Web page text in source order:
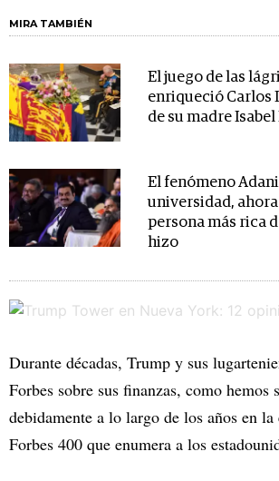
MIRA TAMBIÉN
El juego de las
enriqueció Carlos
de su madre Isabel
El fenómeno
universidad, ahora
persona más rica
hizo
Durante décadas, Trump y sus
Forbes sobre sus finanzas, como hemos
debidamente a lo largo de los años en
Forbes 400 que enumera a los